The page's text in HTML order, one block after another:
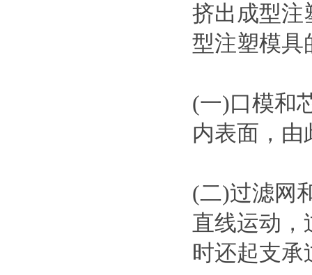
挤出成型注
型注塑模具
(一)口模和
内表面，由
(二)过滤网
直线运动，
时还起支承